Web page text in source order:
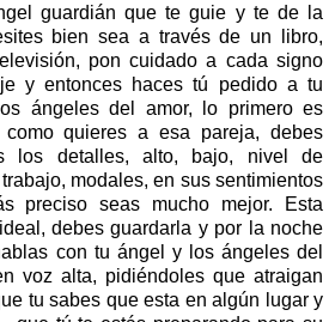
guardián que te guie y te de la
bien sea a través de un libro,
pon cuidado a cada signo
y entonces haces tú pedido a tu
ángeles del amor, lo primero es
quieres a esa pareja, debes
los detalles, alto, bajo, nivel de
modales, en sus sentimientos
preciso seas mucho mejor. Esta
debes guardarla y por la noche
con tu ángel y los ángeles del
voz alta, pidiéndoles que atraigan
tu sabes que esta en algún lugar y